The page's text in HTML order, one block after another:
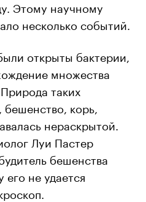
Этому научному
несколько событий.
открыты бактерии,
множества
таких
корь,
нераскрытой.
Луи Пастер
бешенства
не удается